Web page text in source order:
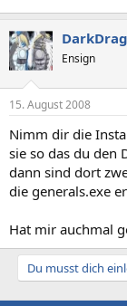
Ensign
15. August 2008
Nimm dir die
sie so das du den
dann sind dort
die generals.exe
Hat mir auchmal
Du musst dich